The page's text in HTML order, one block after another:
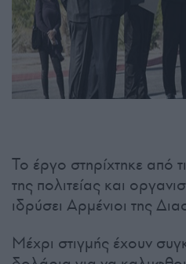
Το έργο στηρίχτηκε από
της πολιτείας και
ιδρύσει Αρμένιοι της
Μέχρι στιγμής έχουν